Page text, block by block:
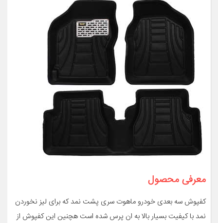
معرفی محصول
کفپوش سه بعدی خودرو ماهوت سری پشت نمد که برای لیز نخوردن
نمد با کیفیت بسیار بالا به ان پرس شده است هچنین این کفپوش از